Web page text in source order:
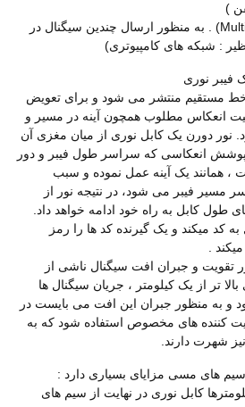
)
• فیبرهای چندحالته (Multi-Mode) . به منظور ارسال چندین سیگنال در
: شبكه های كامپیوتری)
فیبر نوری
مستقیم منتشر می شود و برای تعویض
انعکاس مطلوب همچون آینه در مسیر و
نور دورن یک کابل نوری از میان مغزی آن
پوشش انعکاسی که سراسر طول فیبر و دور
، همانند یک آینه عمل نموده و سبب
مسیر فیبر می شود، در نتیجه نور از
طول کابل به راه خود ادامه خواهد داد.
به کد میکند و یک گیرنده کد ها را رمز
.
تقویت و جبران افت سیگنال ناشی از
تر از یک کیلومتر ، جریان سیگنال ها
و به منظور جبران این افت می بایست در
کننده های مخصوص استفاده شود که به
شهرت دارند.
سیم های مسی مزایای بسیاری دارد :
کابل نوری در نهایت از سیم های